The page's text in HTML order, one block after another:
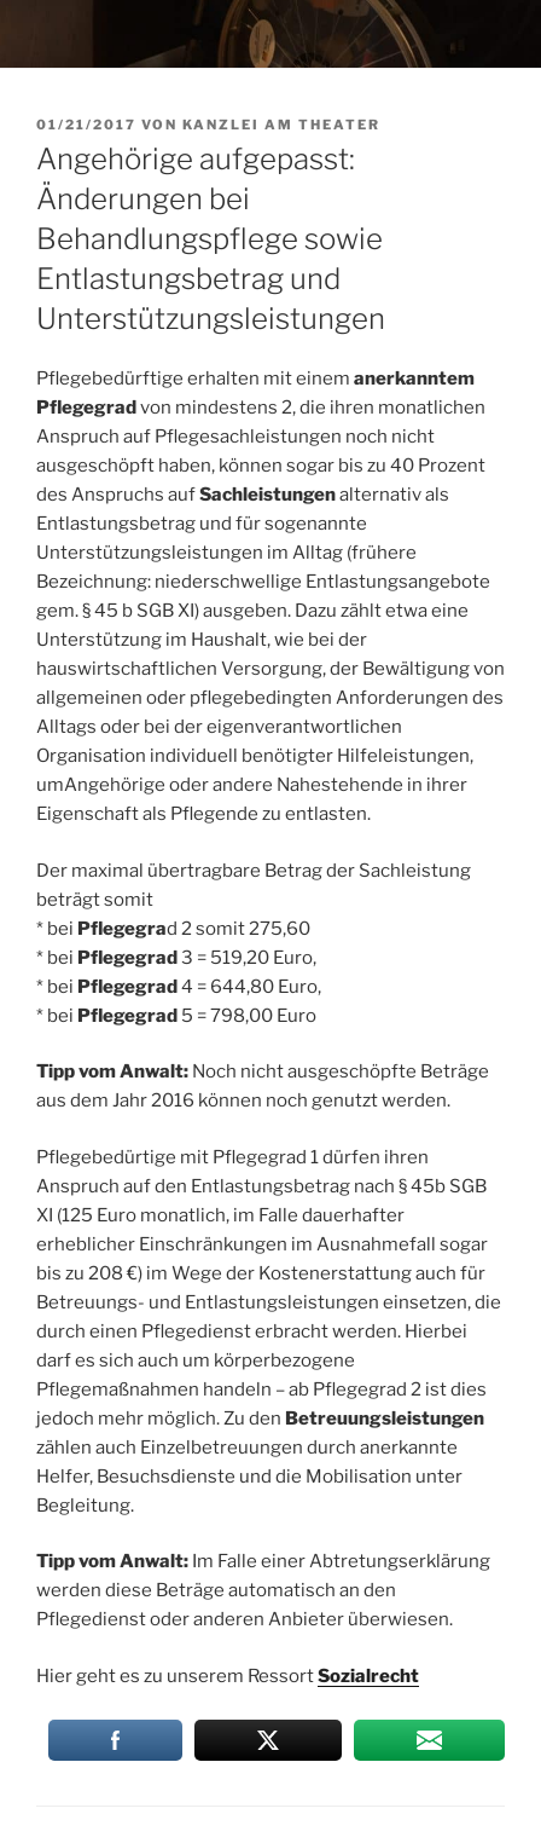
VERÖFFENTLICHT
AM
01/21/2017 VON KANZLEI AM THEATER
Angehörige aufgepasst:
Änderungen bei
Behandlungspflege sowie
Entlastungsbetrag und
Unterstützungsleistungen
Pflegebedürftige erhalten mit einem anerkanntem
Pflegegradvon mindestens 2, die ihren monatlichen
Anspruch auf Pflegesachleistungen noch nicht
ausgeschöpft haben, können sogar bis zu 40 Prozent
des Anspruchs aufSachleistungenalternativ als
Entlastungsbetrag und für sogenannte
Unterstützungsleistungen im Alltag (frühere
Bezeichnung: niederschwellige Entlastungsangebote
gem. § 45 b SGB XI) ausgeben. Dazu zählt etwa eine
Unterstützung im Haushalt, wie bei der
hauswirtschaftlichen Versorgung, der Bewältigung von
allgemeinen oder pflegebedingten Anforderungen des
Alltags oder bei der eigenverantwortlichen
Organisation individuell benötigter Hilfeleistungen,
umAngehörige oder andere Nahestehende in ihrer
Eigenschaft als Pflegende zu entlasten.
Der maximal übertragbare Betrag der Sachleistung
beträgt somit
* bei Pflegegrad 2 somit 275,60
* bei Pflegegrad3 = 519,20 Euro,
* bei Pflegegrad4 = 644,80 Euro,
* bei Pflegegrad 5 = 798,00 Euro
Tipp vom Anwalt: Noch nicht ausgeschöpfte Beträge
aus dem Jahr 2016 können noch genutzt werden.
Pflegebedürtige mit Pflegegrad 1 dürfen ihren
Anspruch auf den Entlastungsbetrag nach § 45b SGB
XI (125 Euro monatlich, im Falle dauerhafter
erheblicher Einschränkungen im Ausnahmefall sogar
bis zu 208 €) im Wege der Kostenerstattung auch für
Betreuungs- und Entlastungsleistungen einsetzen, die
durch einen Pflegedienst erbracht werden. Hierbei
darf es sich auch um körperbezogene
Pflegemaßnahmen handeln – ab Pflegegrad 2 ist dies
jedoch mehr möglich. Zu den Betreuungsleistungen
zählen auch Einzelbetreuungen durch anerkannte
Helfer, Besuchsdienste und die Mobilisation unter
Begleitung.
Tipp vom Anwalt: Im Falle einer Abtretungserklärung
werden diese Beträge automatisch an den
Pflegedienst oder anderen Anbieter überwiesen.
Hier geht es zu unserem RessortSozialrecht